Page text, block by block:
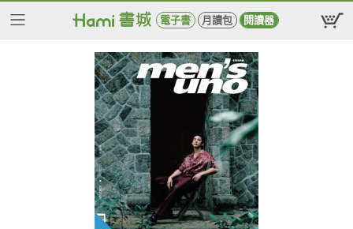
電子書 月讀包 閱讀器